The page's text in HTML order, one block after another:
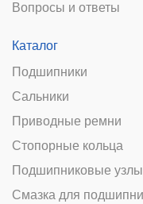
Вопросы и ответы
Каталог
Подшипники
Сальники
Приводные ремни
Стопорные кольца
Подшипниковые узлы
Смазка для